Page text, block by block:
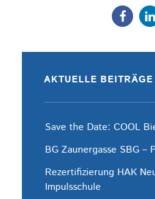
AKTUELLE BEITRÄGE
Save the Date: COOL
BG Zaunergasse SBG –
Rezertifizierung HAK
Impulsschule